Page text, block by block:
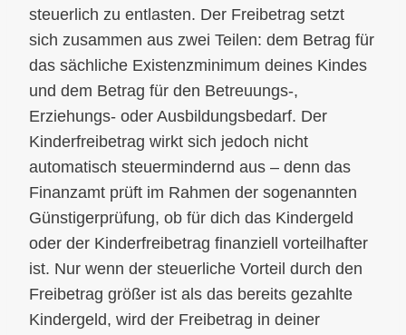
steuerlich zu entlasten. Der Freibetrag setzt
sich zusammen aus zwei Teilen: dem Betrag für
das sächliche Existenzminimum deines Kindes
und dem Betrag für den Betreuungs-,
Erziehungs- oder Ausbildungsbedarf. Der
Kinderfreibetrag wirkt sich jedoch nicht
automatisch steuermindernd aus – denn das
Finanzamt prüft im Rahmen der sogenannten
Günstigerprüfung, ob für dich das Kindergeld
oder der Kinderfreibetrag finanziell vorteilhafter
ist. Nur wenn der steuerliche Vorteil durch den
Freibetrag größer ist als das bereits gezahlte
Kindergeld, wird der Freibetrag in deiner